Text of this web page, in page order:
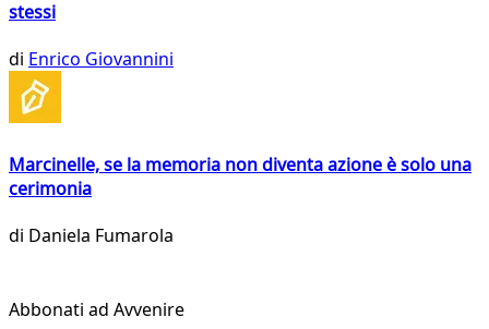
stessi
di Enrico Giovannini
Marcinelle, se la memoria non diventa azione è solo una
cerimonia
di Daniela Fumarola
Abbonati ad Avvenire